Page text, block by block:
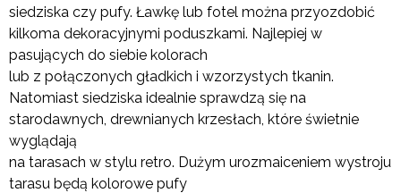
siedziska czy pufy. Ławkę lub fotel można przyozdobić
kilkoma dekoracyjnymi poduszkami. Najlepiej w
pasujących do siebie kolorach
lub z połączonych gładkich i wzorzystych tkanin.
Natomiast siedziska idealnie sprawdzą się na
starodawnych, drewnianych krzesłach, które świetnie
wyglądają
na tarasach w stylu retro. Dużym urozmaiceniem wystroju
tarasu będą kolorowe pufy